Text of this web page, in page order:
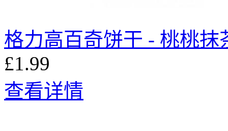
格力高百奇饼干 - 桃桃抹
£1.99
查看详情